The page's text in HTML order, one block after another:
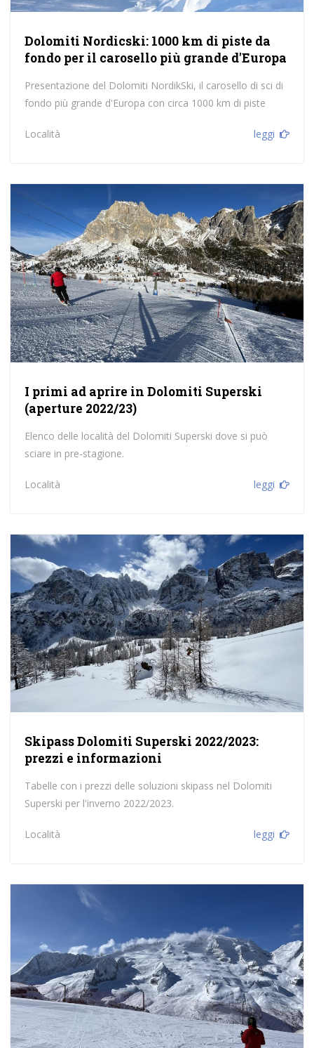
Dolomiti Nordicski: 1000 km di piste da
fondo per il carosello più grande d'Europa
Presentazione del Dolomiti NordikSki, il carosello di sci di
fondo più grande d'Europa con circa 1000 km di piste
Località leggi
I primi ad aprire in Dolomiti Superski
(aperture 2022/23)
Elenco delle località del Dolomiti Superski dove si può
sciare in pre-stagione.
Località leggi
Skipass Dolomiti Superski 2022/2023:
prezzi e informazioni
Tabelle con i prezzi delle soluzioni skipass nel Dolomiti
Superski per l'inverno 2022/2023.
Località leggi